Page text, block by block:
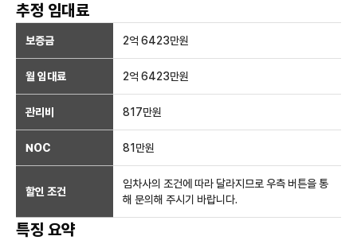
추정 임대료
보증금 2억 6423만원
월 임대료 2억 6423만원
관리비 817만원
NOC 81만원
할인 조건
임차사의 조건에 따라 달라지므로 우측 버튼을 통
해 문의해 주시기 바랍니다.
특징 요약